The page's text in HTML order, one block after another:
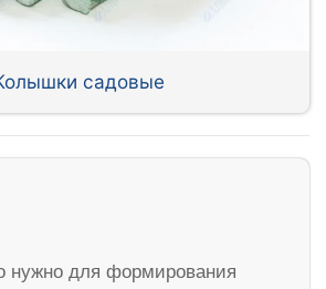
садовые
нужно для формирования